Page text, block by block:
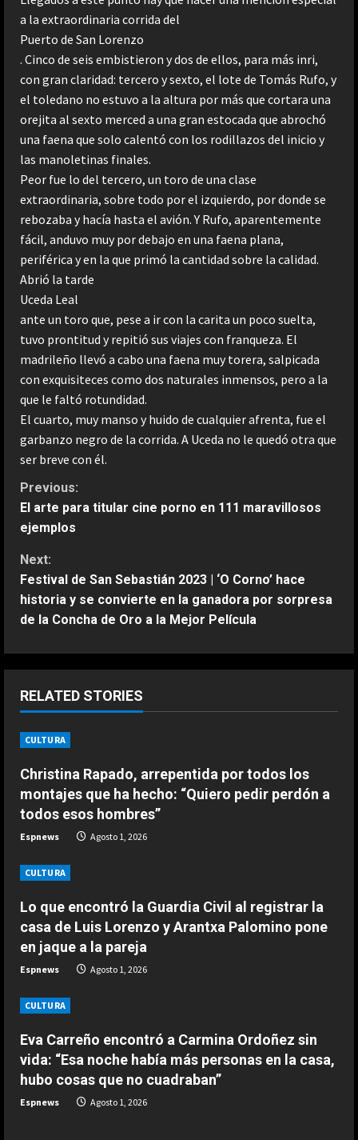
a la extraordinaria corrida del
Puerto de San Lorenzo
. Cinco de seis embistieron y dos de ellos, para más inri,
con gran claridad: tercero y sexto, el lote de Tomás Rufo, y
el toledano no estuvo a la altura por más que cortara una
orejita al sexto merced a una gran estocada que abrochó
una faena que solo calentó con los rodillazos del inicio y
las manoletinas finales.
Peor fue lo del tercero, un toro de una clase
extraordinaria, sobre todo por el izquierdo, por donde se
rebozaba y hacía hasta el avión. Y Rufo, aparentemente
fácil, anduvo muy por debajo en una faena plana,
periférica y en la que primó la cantidad sobre la calidad.
Abrió la tarde
Uceda Leal
ante un toro que, pese a ir con la carita un poco suelta,
tuvo prontitud y repitió sus viajes con franqueza. El
madrileño llevó a cabo una faena muy torera, salpicada
con exquisiteces como dos naturales inmensos, pero a la
que le faltó rotundidad.
El cuarto, muy manso y huido de cualquier afrenta, fue el
garbanzo negro de la corrida. A Uceda no le quedó otra que
ser breve con él.
C
o
n
t
i
n
u
e
R
e
a
d
i
n
g
Previous:
El arte para titular cine porno en 111 maravillosos
ejemplos
Next:
Festival de San Sebastián 2023 | ‘O Corno’ hace
historia y se convierte en la ganadora por sorpresa
de la Concha de Oro a la Mejor Película
RELATED STORIES
CULTURA
Christina Rapado, arrepentida por todos los
montajes que ha hecho: “Quiero pedir perdón a
todos esos hombres”
Espnews Agosto 1, 2026
CULTURA
Lo que encontró la Guardia Civil al registrar la
casa de Luis Lorenzo y Arantxa Palomino pone
en jaque a la pareja
Espnews Agosto 1, 2026
CULTURA
Eva Carreño encontró a Carmina Ordoñez sin
vida: “Esa noche había más personas en la casa,
hubo cosas que no cuadraban”
Espnews Agosto 1, 2026
2
‘Mensaje’ de Martín a Márquez y
Bezzecchi sobre la lucha por el
Mundial: “Aprilia hará todo…”
3
nadie le dijera nada…”
Agosto 2, 2026
ESPAÑA
La llamativa reflexión de Norris
Agosto 2, 2026
ESPAÑA
El análisis de un mito de MotoGP
sobre la pelea por el Mundial: “El